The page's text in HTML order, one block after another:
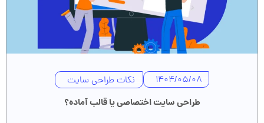
1404/05/08
نکات طراحی سایت
طراحی سایت اختصاصی یا قالب آماده؟